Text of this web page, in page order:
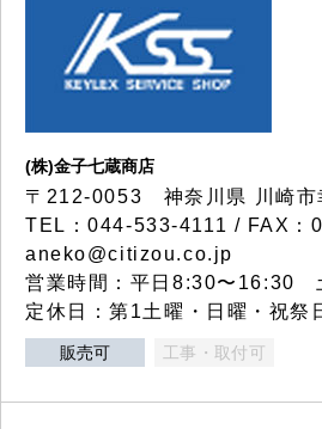
(株)金子七蔵商店
〒212-0053 神奈川県 川崎市
TEL：044-533-4111 / FAX：
aneko@citizou.co.jp
営業時間：平日8:30〜16:30
定休日：第1土曜・日曜・祝祭
販売可 工事・取付可